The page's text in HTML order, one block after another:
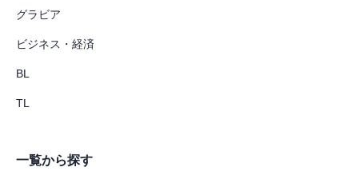
プフェア対象作品30％OFF
グラビア
ビジネス・経済
BL
TL
一覧から探す